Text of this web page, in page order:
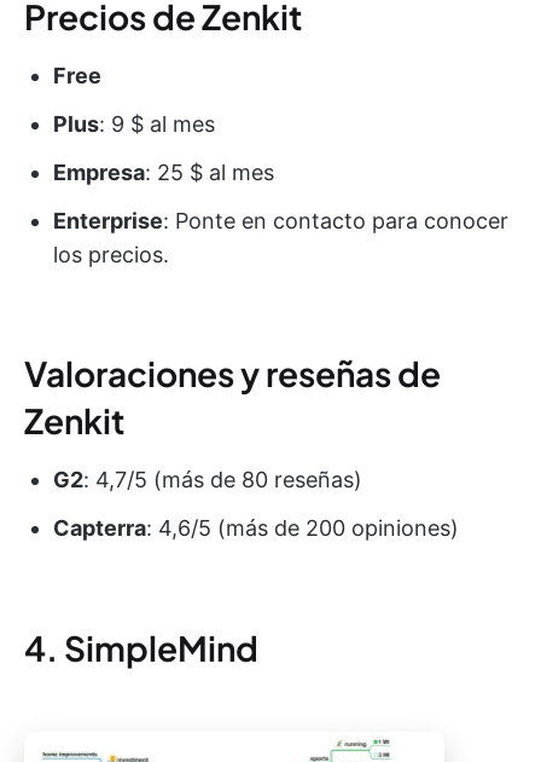
Precios de Zenkit
Free
Plus: 9 $ al mes
Empresa: 25 $ al mes
Enterprise: Ponte en contacto para conocer
los precios.
Valoraciones y reseñas de
Zenkit
G2: 4,7/5 (más de 80 reseñas)
Capterra: 4,6/5 (más de 200 opiniones)
4. SimpleMind